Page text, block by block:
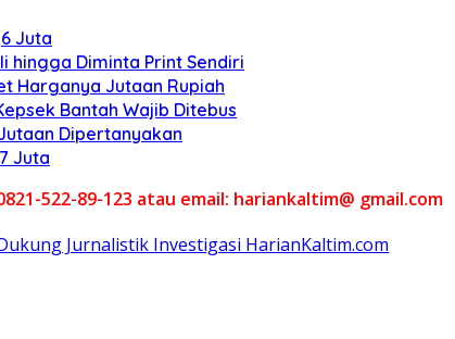
Juta
hingga Diminta Print Sendiri
Harganya Jutaan Rupiah
Bantah Wajib Ditebus
Dipertanyakan
Juta
522-89-123 atau email: hariankaltim@ gmail.com